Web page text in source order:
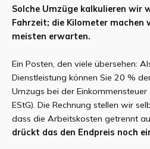
Solche Umzüge kalkulieren wir
Fahrzeit; die Kilometer machen
meisten erwarten.
Ein Posten, den viele übersehen:
Dienstleistung können Sie 20 %
Umzugs bei der
EStG). Die Rechnung stellen wir
dass die Arbeitskosten getrennt
drückt das den Endpreis noch